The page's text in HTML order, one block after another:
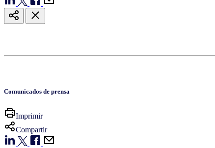
Comunicados de prensa
Imprimir
Compartir